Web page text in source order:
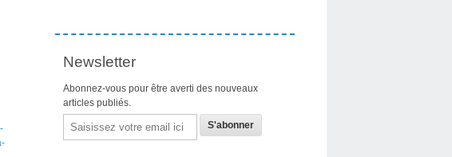
Newsletter
Abonnez-vous pour être averti des nouveaux
articles publiés.
Email